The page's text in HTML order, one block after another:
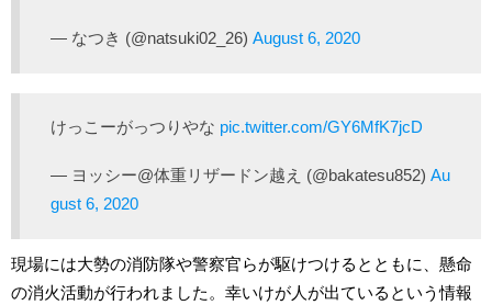
— なつき (@natsuki02_26) August 6, 2020
けっこーがっつりやな pic.twitter.com/GY6MfK7jcD
— ヨッシー@体重リザードン越え (@bakatesu852) Au
gust 6, 2020
現場には大勢の消防隊や警察官らが駆けつけるとともに、懸命
の消火活動が行われました。幸いけが人が出ているという情報